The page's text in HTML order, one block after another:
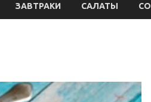
ЗАВТРАКИ САЛАТЫ